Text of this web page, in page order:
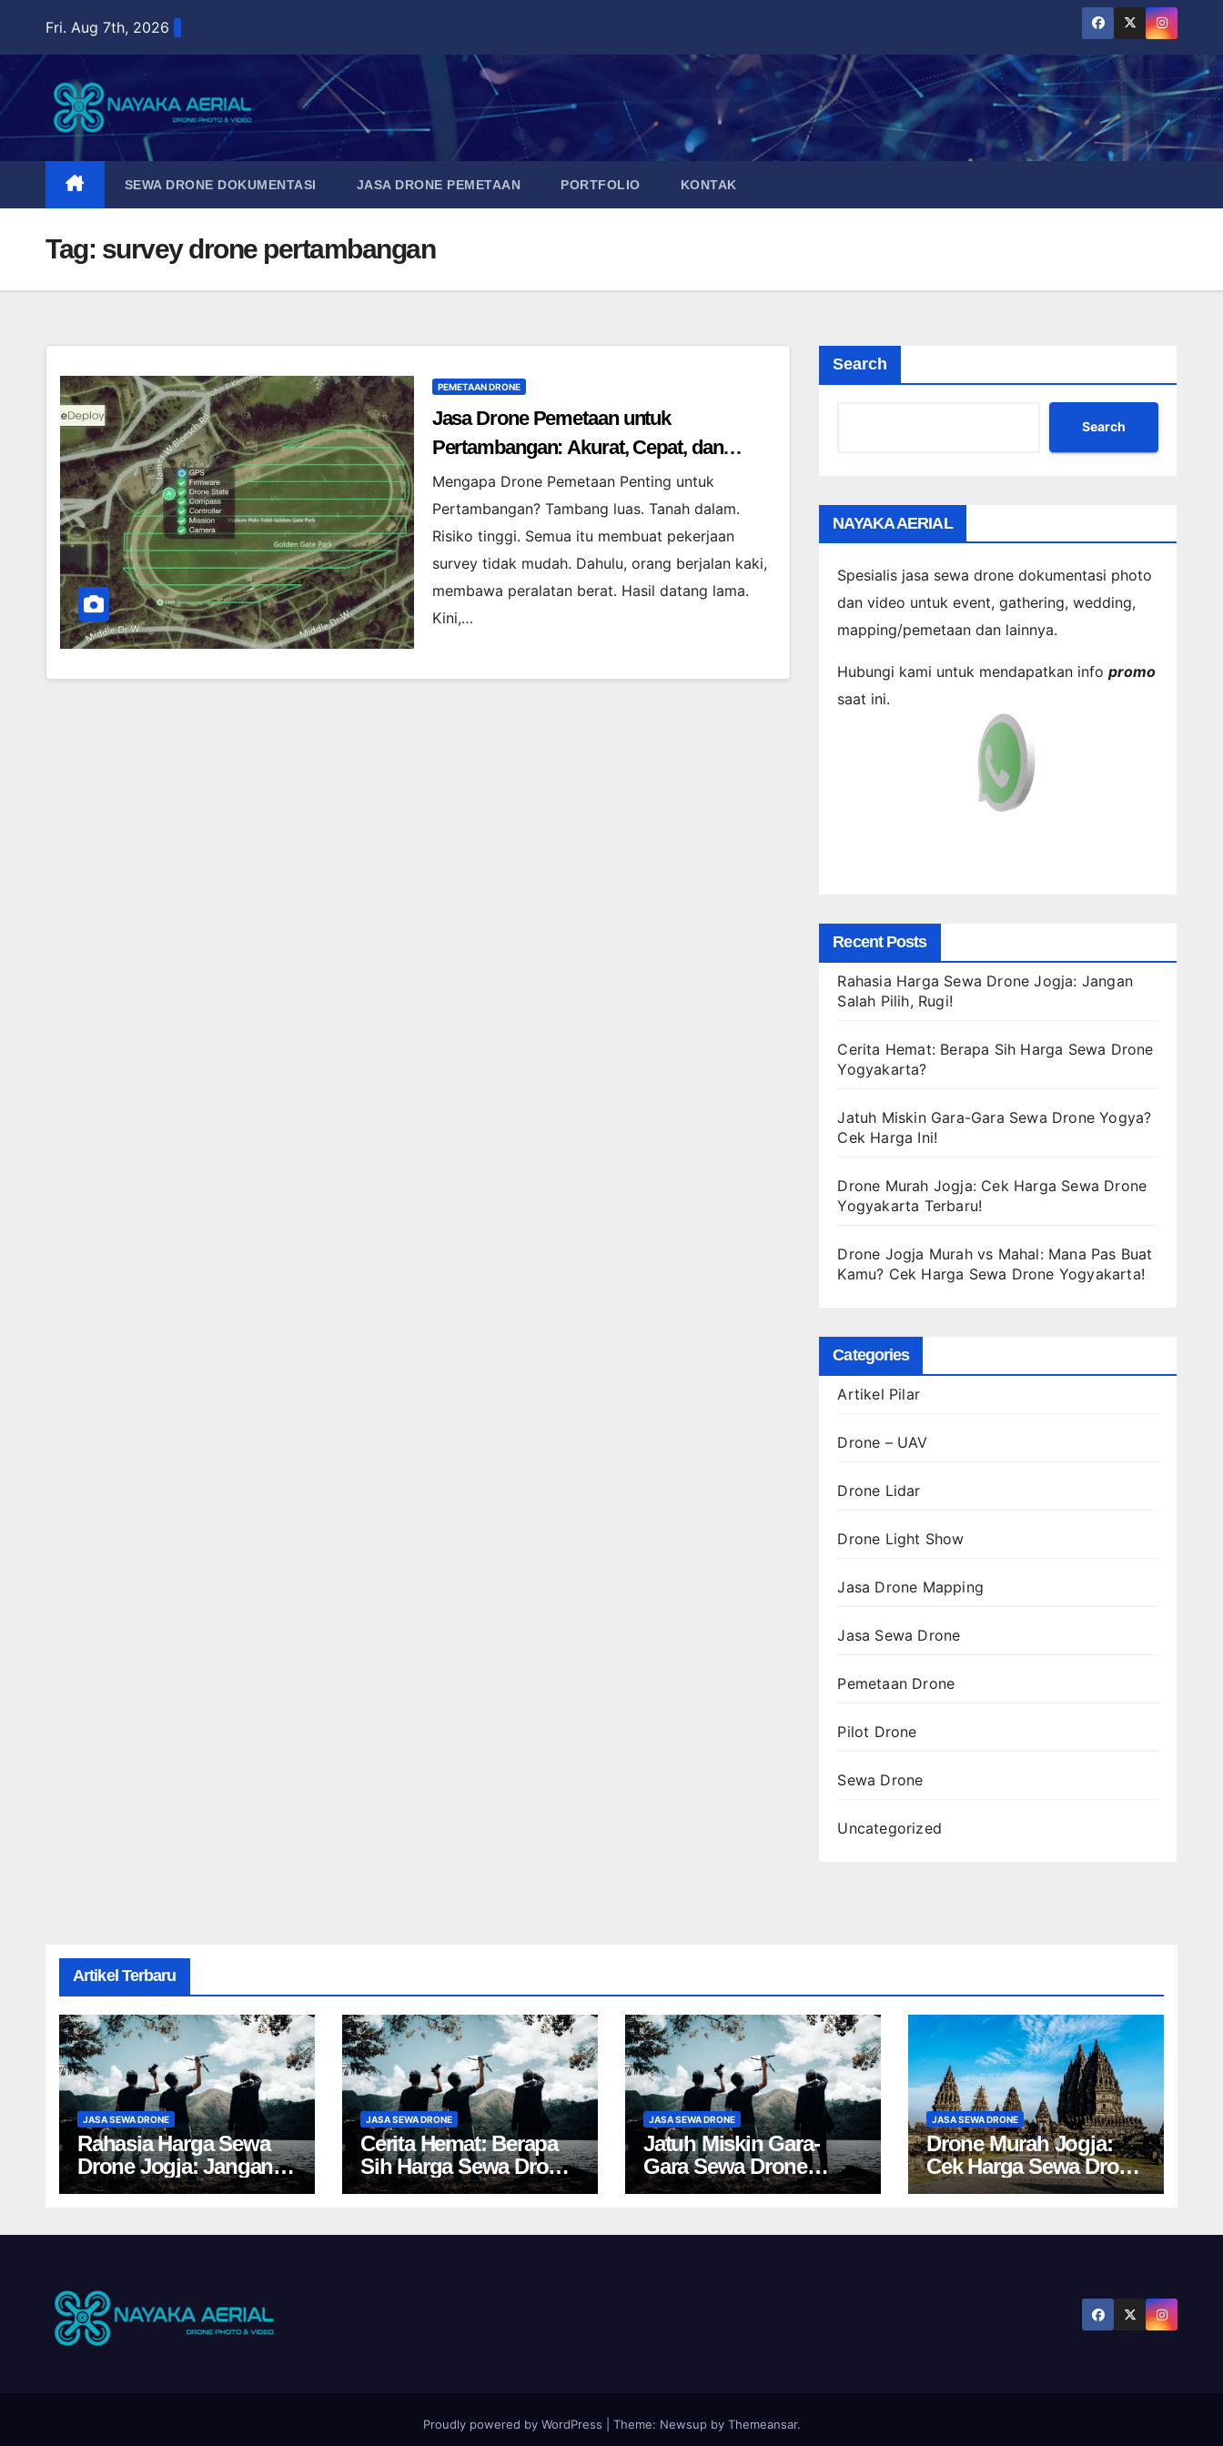
content
Fri. Aug 7th, 2026
SEWA DRONE DOKUMENTASI JASA DRONE PEMETAAN PORTFOLIO KONTAK
Tag: survey drone pertambangan
PEMETAAN DRONE
Jasa Drone Pemetaan untuk
Pertambangan: Akurat, Cepat, dan
Efisien
Mengapa Drone Pemetaan Penting untuk
Pertambangan? Tambang luas. Tanah dalam.
Risiko tinggi. Semua itu membuat pekerjaan
survey tidak mudah. Dahulu, orang berjalan kaki,
membawa peralatan berat. Hasil datang lama.
Kini,…
Search
Search
NAYAKA AERIAL
Spesialis jasa sewa drone dokumentasi photo
dan video untuk event, gathering, wedding,
mapping/pemetaan dan lainnya.
Hubungi kami untuk mendapatkan infopromo
saat ini.
Recent Posts
Rahasia Harga Sewa Drone Jogja: Jangan
Salah Pilih, Rugi!
Cerita Hemat: Berapa Sih Harga Sewa Drone
Yogyakarta?
Jatuh Miskin Gara-Gara Sewa Drone Yogya?
Cek Harga Ini!
Drone Murah Jogja: Cek Harga Sewa Drone
Yogyakarta Terbaru!
Drone Jogja Murah vs Mahal: Mana Pas Buat
Kamu? Cek Harga Sewa Drone Yogyakarta!
Categories
Artikel Pilar
Drone – UAV
Drone Lidar
Drone Light Show
Jasa Drone Mapping
Jasa Sewa Drone
Pemetaan Drone
Pilot Drone
Sewa Drone
Uncategorized
Artikel Terbaru
JASA SEWA DRONE
Rahasia Harga Sewa
Drone Jogja: Jangan
Salah Pilih, Rugi!
JASA SEWA DRONE
Cerita Hemat: Berapa
Sih Harga Sewa Drone
Yogyakarta?
JASA SEWA DRONE
Jatuh Miskin Gara-
Gara Sewa Drone
Yogya? Cek Harga Ini!
JASA SEWA DRONE
Drone Murah Jogja:
Cek Harga Sewa Drone
Yogyakarta Terbaru!
Proudly powered by WordPress Theme: Newsupby Themeansar.